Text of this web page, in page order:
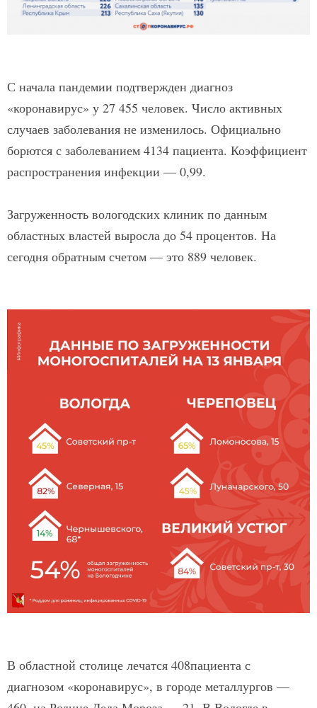
С начала пандемии подтвержден диагноз
«коронавирус» у 27 455 человек. Число активных
случаев заболевания не изменилось. Официально
борются с заболеванием 4134 пациента. Коэффициент
распространения инфекции — 0,99.
Загруженность вологодских клиник по данным
областных властей выросла до 54 процентов. На
сегодня обратным счетом — это 889 человек.
В областной столице лечатся 408пациента с
диагнозом «коронавирус», в городе металлургов —